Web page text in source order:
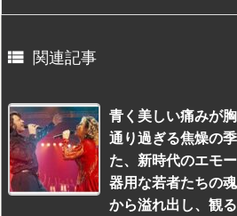
 関連記事
青く美しい痛みが
通り過ぎる焦燥の
た、新時代のエモ
器用な若者たちの
から溢れ出し、観